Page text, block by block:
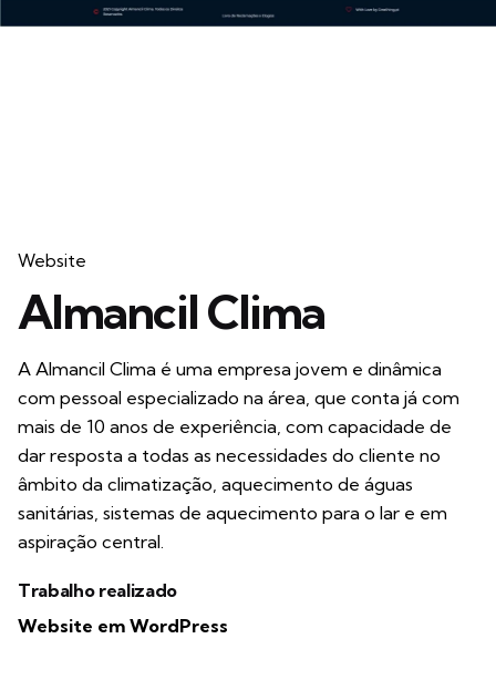
Website
Almancil Clima
A Almancil Clima é uma empresa jovem e dinâmica
com pessoal especializado na área, que conta já com
mais de 10 anos de experiência, com capacidade de
dar resposta a todas as necessidades do cliente no
âmbito da climatização, aquecimento de águas
sanitárias, sistemas de aquecimento para o lar e em
aspiração central.
Trabalho realizado
Website em WordPress